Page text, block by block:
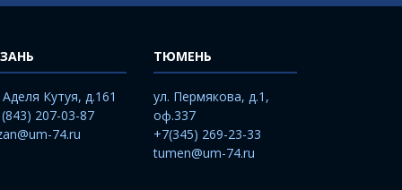
Аделя Кутуя, д.161
207-03-87
74.ru
ТЮМЕНЬ
ул. Пермякова, д.1,
оф.337
+7(345) 269-23-33
tumen@um-74.ru